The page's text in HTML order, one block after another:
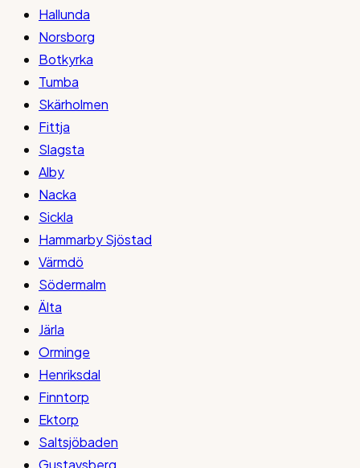
Hallunda
Norsborg
Botkyrka
Tumba
Skärholmen
Fittja
Slagsta
Alby
Nacka
Sickla
Hammarby Sjöstad
Värmdö
Södermalm
Älta
Järla
Orminge
Henriksdal
Finntorp
Ektorp
Saltsjöbaden
Gustavsberg